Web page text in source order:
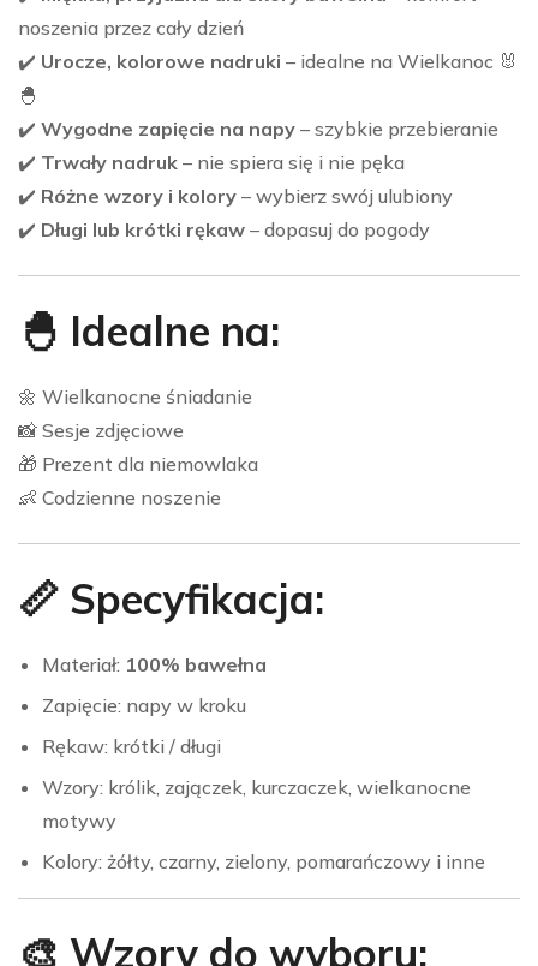
noszenia przez cały dzień
✔️ Urocze, kolorowe nadruki – idealne na Wielkanoc 🐰
🐣
✔️ Wygodne zapięcie na napy – szybkie przebieranie
✔️ Trwały nadruk – nie spiera się i nie pęka
✔️ Różne wzory i kolory – wybierz swój ulubiony
✔️ Długi lub krótki rękaw – dopasuj do pogody
🐣 Idealne na:
🌼 Wielkanocne śniadanie
📸 Sesje zdjęciowe
🎁 Prezent dla niemowlaka
👶 Codzienne noszenie
📏 Specyfikacja:
Materiał: 100% bawełna
Zapięcie: napy w kroku
Rękaw: krótki / długi
Wzory: królik, zajączek, kurczaczek, wielkanocne
motywy
Kolory: żółty, czarny, zielony, pomarańczowy i inne
🎨 Wzory do wyboru: